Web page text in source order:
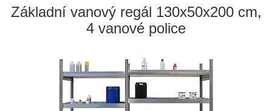
Základní vanový regál 130x50x200 cm,
4 vanové police